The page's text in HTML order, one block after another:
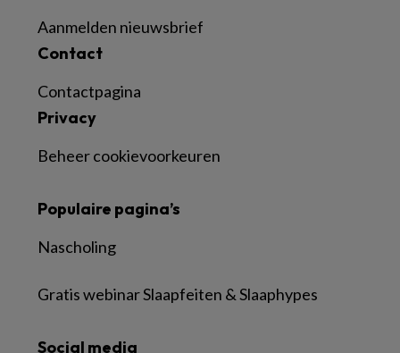
Aanmelden nieuwsbrief
Contact
Contactpagina
Privacy
Beheer cookievoorkeuren
Populaire pagina’s
Nascholing
Gratis webinar Slaapfeiten & Slaaphypes
Social media